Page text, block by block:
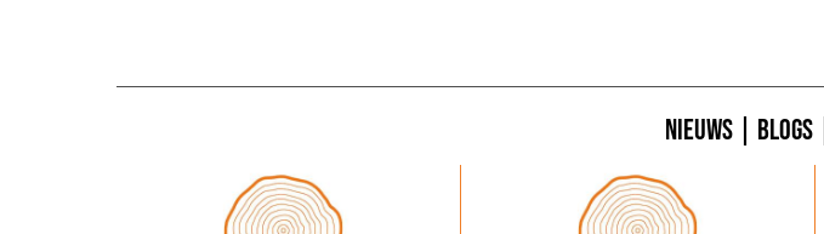
NIEUWS BLOGS